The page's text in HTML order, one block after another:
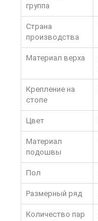
группа
Страна
производства
Материал верха
Крепление на
стопе
Цвет
Материал
подошвы
Пол
Размерный ряд
Количество пар